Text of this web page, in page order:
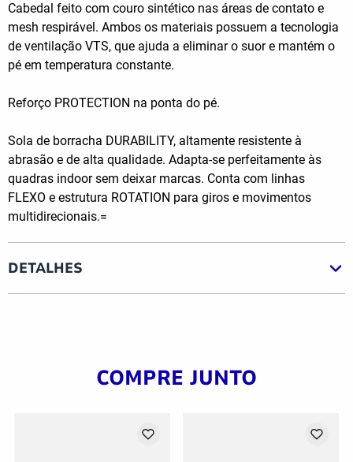
Cabedal feito com couro sintético nas áreas de contato e
mesh respirável. Ambos os materiais possuem a tecnologia
de ventilação VTS, que ajuda a eliminar o suor e mantém o
pé em temperatura constante.
Reforço PROTECTION na ponta do pé.
Sola de borracha DURABILITY, altamente resistente à
abrasão e de alta qualidade. Adapta-se perfeitamente às
quadras indoor sem deixar marcas. Conta com linhas
FLEXO e estrutura ROTATION para giros e movimentos
multidirecionais.=
DETALHES
COMPRE JUNTO